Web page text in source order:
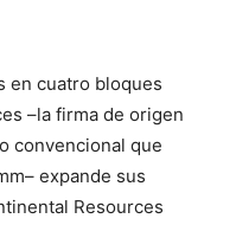
en cuatro bloques
–la firma de origen
convencional que
expande sus
Resources